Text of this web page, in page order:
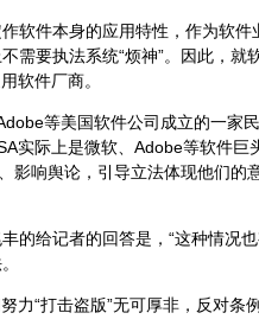
件本身的应用特性，作为软件
需要执法系统“烦神”。因此，就
软件厂商。
等美国软件公司成立的一家
实际上是微软、Adobe等软件巨
影响舆论，引导立法体现他们的
给记者的回答是，“这种情况也
“打击盗版”无可厚非，反对条